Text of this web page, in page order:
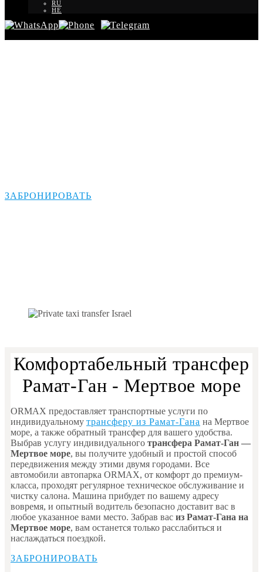
RU
HE
ЗАБРОНИРОВАТЬ
Комфортабельный трансфер
Рамат-Ган - Мертвое море
ORMAX предоставляет транспортные услуги по
индивидуальному трансферу из Рамат-Гана на Мертвое
море, а также обратный трансфер для вашего удобства.
Выбрав услугу индивидуального трансфера Рамат-Ган —
Мертвое море, вы получите удобный и простой способ
передвижения между этими двумя городами. Все
автомобили автопарка ORMAX, от комфорт до премиум-
класса, проходят регулярное техническое обслуживание и
чистку салона. Машина прибудет по вашему адресу
вовремя, и опытный водитель безопасно доставит вас в
любое указанное вами место. Забрав вас из Рамат-Гана на
Мертвое море, вам останется только расслабиться и
наслаждаться поездкой.
ЗАБРОНИРОВАТЬ